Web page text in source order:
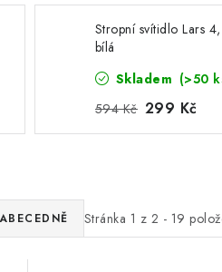
Stropní svítidlo Lars 4,
bílá
Skladem (>50
594 Kč 299 Kč
Stránka 1 z 2 - 19
ABECEDNĚ